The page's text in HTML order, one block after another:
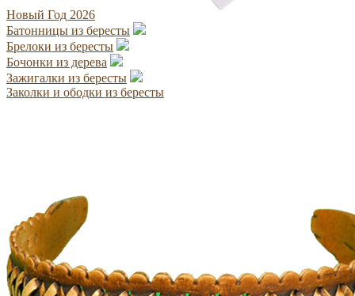
Новый Год 2026
Батонницы из бересты
Брелоки из бересты
Бочонки из дерева
Зажигалки из бересты
Заколки и ободки из бересты